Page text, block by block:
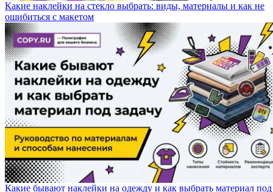
Какие наклейки на стекло выбрать: виды, материалы и как не
ошибиться с макетом
Какие бывают наклейки на одежду и как выбрать материал под